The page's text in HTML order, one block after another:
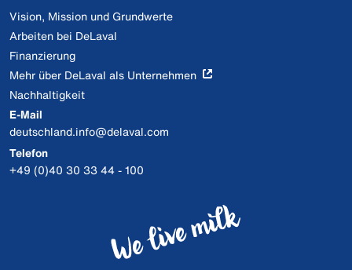
Vision, Mission und Grundwerte
Arbeiten bei DeLaval
Finanzierung
Mehr über DeLaval als Unternehmen
Nachhaltigkeit
E-Mail
deutschland.info@delaval.com
Telefon
+49 (0)40 30 33 44 - 100